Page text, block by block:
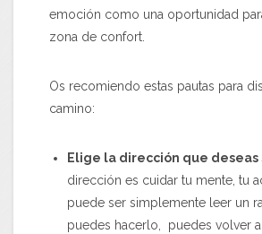
emoción como una oportunidad
zona de confort.
Os recomiendo estas pautas para
camino:
Elige la dirección que deseas
dirección es cuidar tu mente, tu
puede ser simplemente leer un
puedes hacerlo, puedes volver